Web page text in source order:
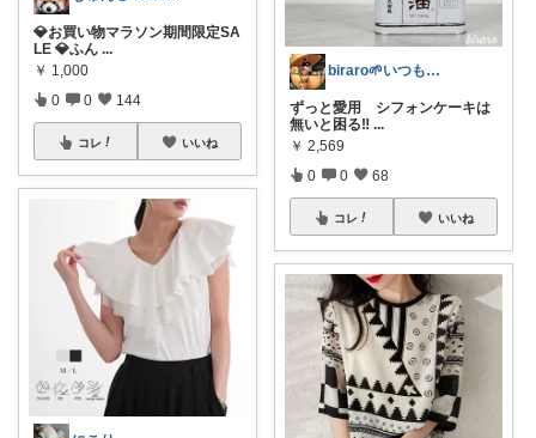
💎お買い物マラソン期間限定SA
LE 💎ふん ...
￥ 1,000
0 0 144
コレ いいね
biraro🌱いつもありがとう♡
ずっと愛用 シフォンケーキは
無いと困る‼︎ ...
￥ 2,569
0 0 68
コレ いいね